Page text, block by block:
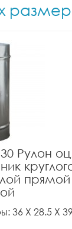
Рулон
прямой
36 X 28.5 X 39